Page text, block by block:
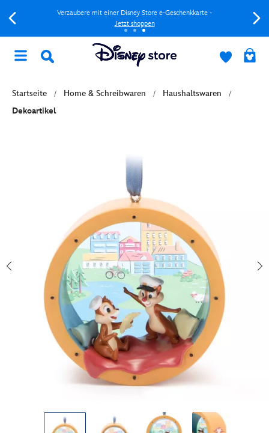
Verzaubere mit einer Disney Store e-Geschenkkarte -
Jetzt shoppen
Startseite Home & Schreibwaren
Haushaltswaren
Dekoartikel